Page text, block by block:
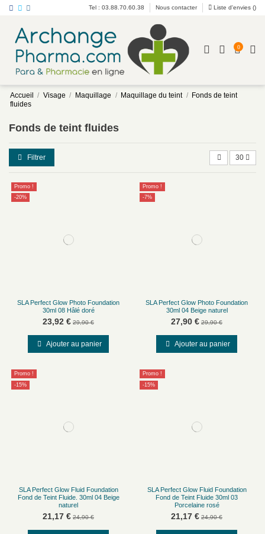
Tel : 03.88.70.60.38 Nous contacter Liste d'envies ()
0
Accueil Visage Maquillage Maquillage du teint
Fonds de teint
fluides
Fonds de teint fluides
Filtrer 30
Promo !
-20%
SLA Perfect Glow Photo Foundation
30ml 08 Hâlé doré
23,92 € 29,90 €
Ajouter au panier
Promo !
-7%
SLA Perfect Glow Photo Foundation
30ml 04 Beige naturel
27,90 € 29,90 €
Ajouter au panier
Promo !
-15%
SLA Perfect Glow Fluid Foundation
Fond de Teint Fluide. 30ml 04 Beige
naturel
21,17 € 24,90 €
Promo !
-15%
SLA Perfect Glow Fluid Foundation
Fond de Teint Fluide 30ml 03
Porcelaine rosé
21,17 € 24,90 €